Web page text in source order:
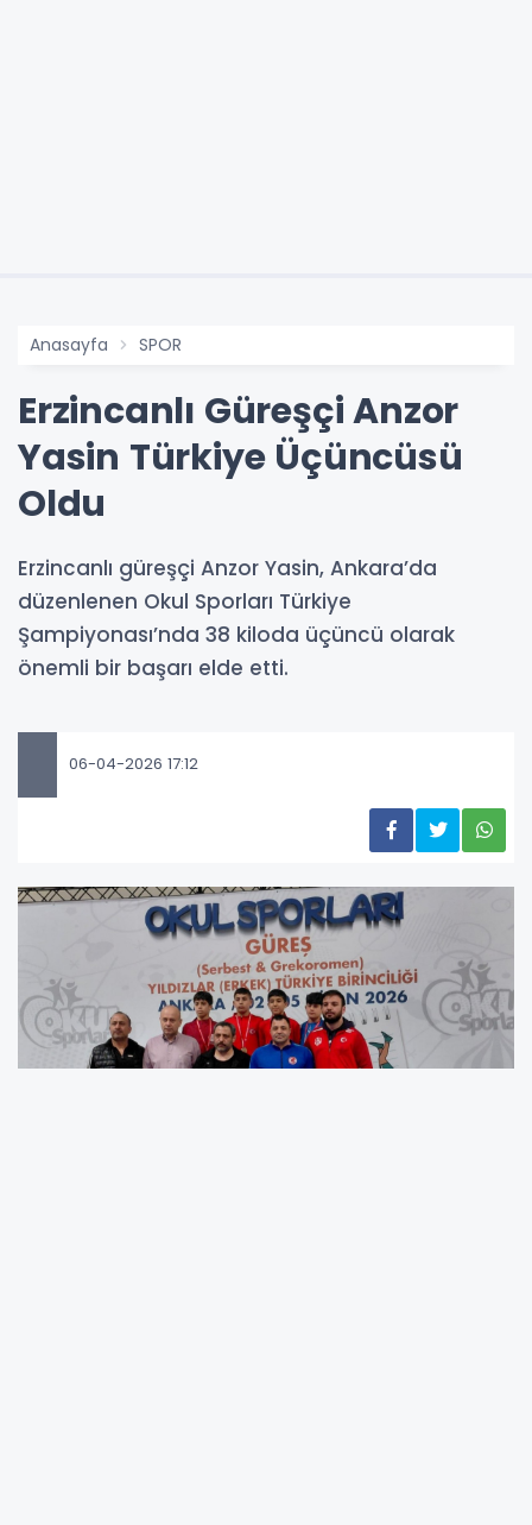
Anasayfa SPOR
Erzincanlı Güreşçi Anzor
Yasin Türkiye Üçüncüsü
Oldu
Erzincanlı güreşçi Anzor Yasin, Ankara’da
düzenlenen Okul Sporları Türkiye
Şampiyonası’nda 38 kiloda üçüncü olarak
önemli bir başarı elde etti.
06-04-2026 17:12